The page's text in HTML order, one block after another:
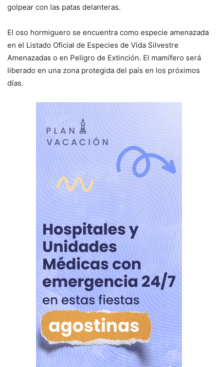
golpear con las patas delanteras.
El oso hormiguero se encuentra como especie amenazada
en el Listado Oficial de Especies de Vida Silvestre
Amenazadas o en Peligro de Extinción. El mamífero será
liberado en una zona protegida del país en los próximos
días.